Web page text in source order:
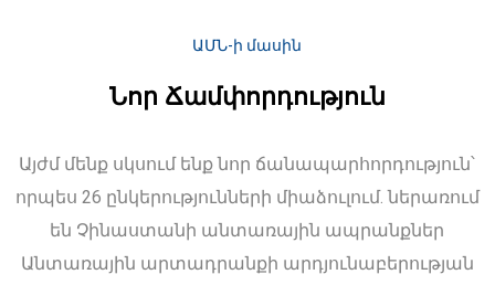
ԱՄՆ-ի մասին
Նոր Ճամփորդություն
Այժմ մենք սկսում ենք նոր ճանապարհորդություն՝
որպես 26 ընկերությունների միաձուլում. ներառում
են Չինաստանի անտառային ապրանքներ
Անտառային արտադրանքի արդյունաբերության